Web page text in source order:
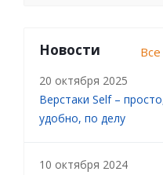
Новости
20 октября 2025
Верстаки Self –
удобно, по делу
10 октября 2024